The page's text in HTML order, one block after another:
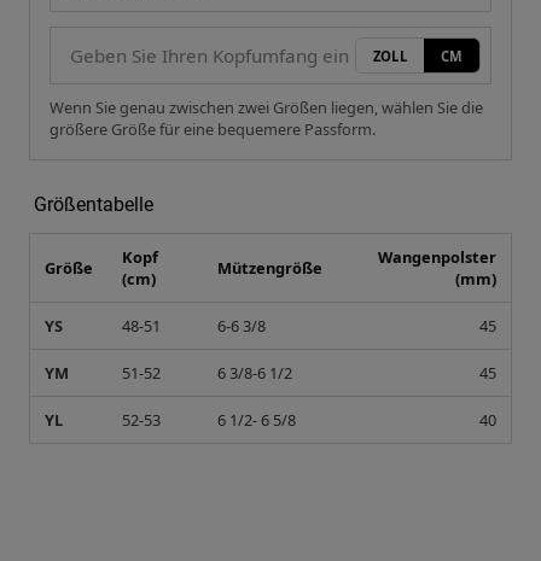
ZOLL CM
Wenn Sie genau zwischen zwei Größen liegen, wählen Sie die
größere Größe für eine bequemere Passform.
Größentabelle
Größe
Kopf
(cm)
Mützengröße
Wangenpolster
(mm)
YS 48-51 6-6 3/8 45
YM 51-52 6 3/8-6 1/2 45
YL 52-53 6 1/2- 6 5/8 40